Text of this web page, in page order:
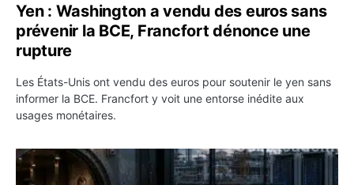
Yen : Washington a vendu des euros sans
prévenir la BCE, Francfort dénonce une
rupture
Les États-Unis ont vendu des euros pour soutenir le yen sans
informer la BCE. Francfort y voit une entorse inédite aux
usages monétaires.
Jane Street négocie le transfert de 11 milliards de